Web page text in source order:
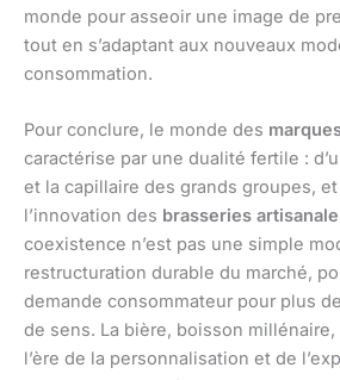
monde pour asseoir une image de
tout en s’adaptant aux nouveaux
consommation.
Pour conclure, le monde des
caractérise par une dualité fertile :
et la capillaire des grands groupes, et
l’innovation des brasseries
coexistence n’est pas une simple
restructuration durable du marché,
demande consommateur pour plus
de sens. La bière, boisson
l’ère de la personnalisation et de